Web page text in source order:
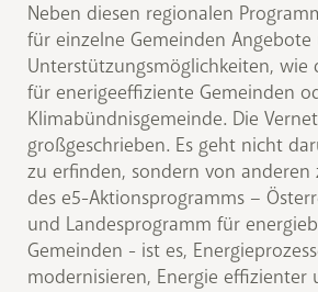
Neben diesen regionalen
für einzelne Gemeinden Angebote
Unterstützungsmöglichkeiten, wie
für enerigeeffiziente Gemeinden
Klimabündnisgemeinde. Die
großgeschrieben. Es geht nicht
zu erfinden, sondern von anderen
des e5-Aktionsprogramms –
und Landesprogramm für
Gemeinden - ist es,
modernisieren, Energie